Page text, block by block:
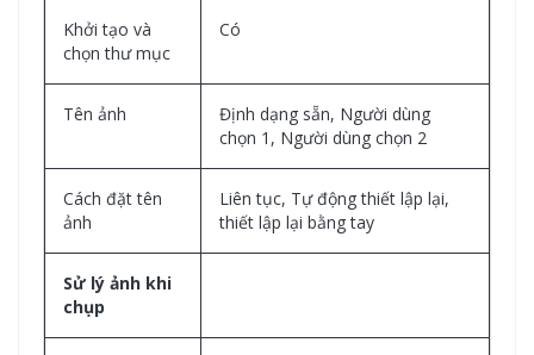
Khởi tạo và
chọn thư mục
Có
Tên ảnh
Định dạng sẵn, Người dùng
chọn 1, Người dùng chọn 2
Cách đặt tên
ảnh
Liên tục, Tự động thiết lập lại,
thiết lập lại bằng tay
Sử lý ảnh khi
chụp